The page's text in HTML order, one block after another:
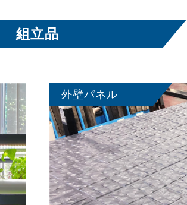
組立品
外壁パネル